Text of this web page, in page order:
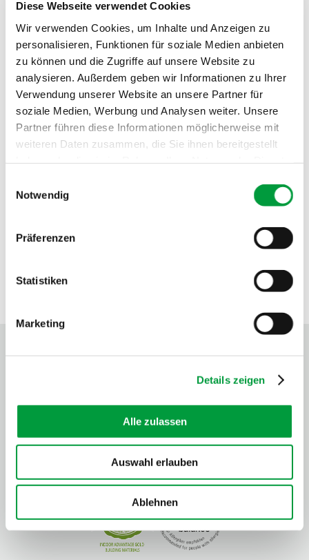
Diese Webseite verwendet Cookies
Wir verwenden Cookies, um Inhalte und Anzeigen zu
personalisieren, Funktionen für soziale Medien anbieten
zu können und die Zugriffe auf unsere Website zu
analysieren. Außerdem geben wir Informationen zu Ihrer
Verwendung unserer Website an unsere Partner für
soziale Medien, Werbung und Analysen weiter. Unsere
Partner führen diese Informationen möglicherweise mit
weiteren Daten zusammen, die Sie ihnen bereitgestellt
Notwendig
Präferenzen
Statistiken
Marketing
Details zeigen
Alle zulassen
Auswahl erlauben
Ablehnen
Brandverhalten:
Cfl
Schallabsorption:
0.25 αw